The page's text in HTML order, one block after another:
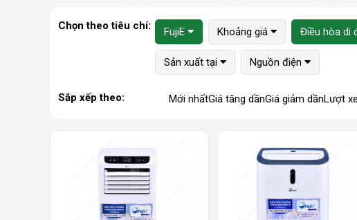
Chọn theo tiêu chí: FujiE Khoảng giá Điều hòa di
Sản xuất tại Nguồn điện
Sắp xếp theo: Mới nhấtGiá tăng dầnGiá giảm dầnLượt